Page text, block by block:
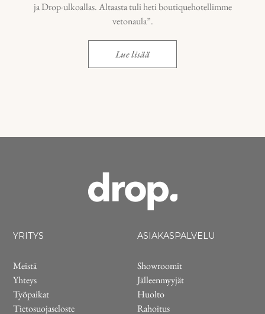
ja Drop-ulkoallas. Altaasta tuli heti boutiquehotellimme
vetonaula”.
Lue lisää
YRITYS
Meistä
Yhteys
Työpaikat
Tietosuojaseloste
ASIAKASPALVELU
Showroomit
Jälleenmyyjät
Huolto
Rahoitus